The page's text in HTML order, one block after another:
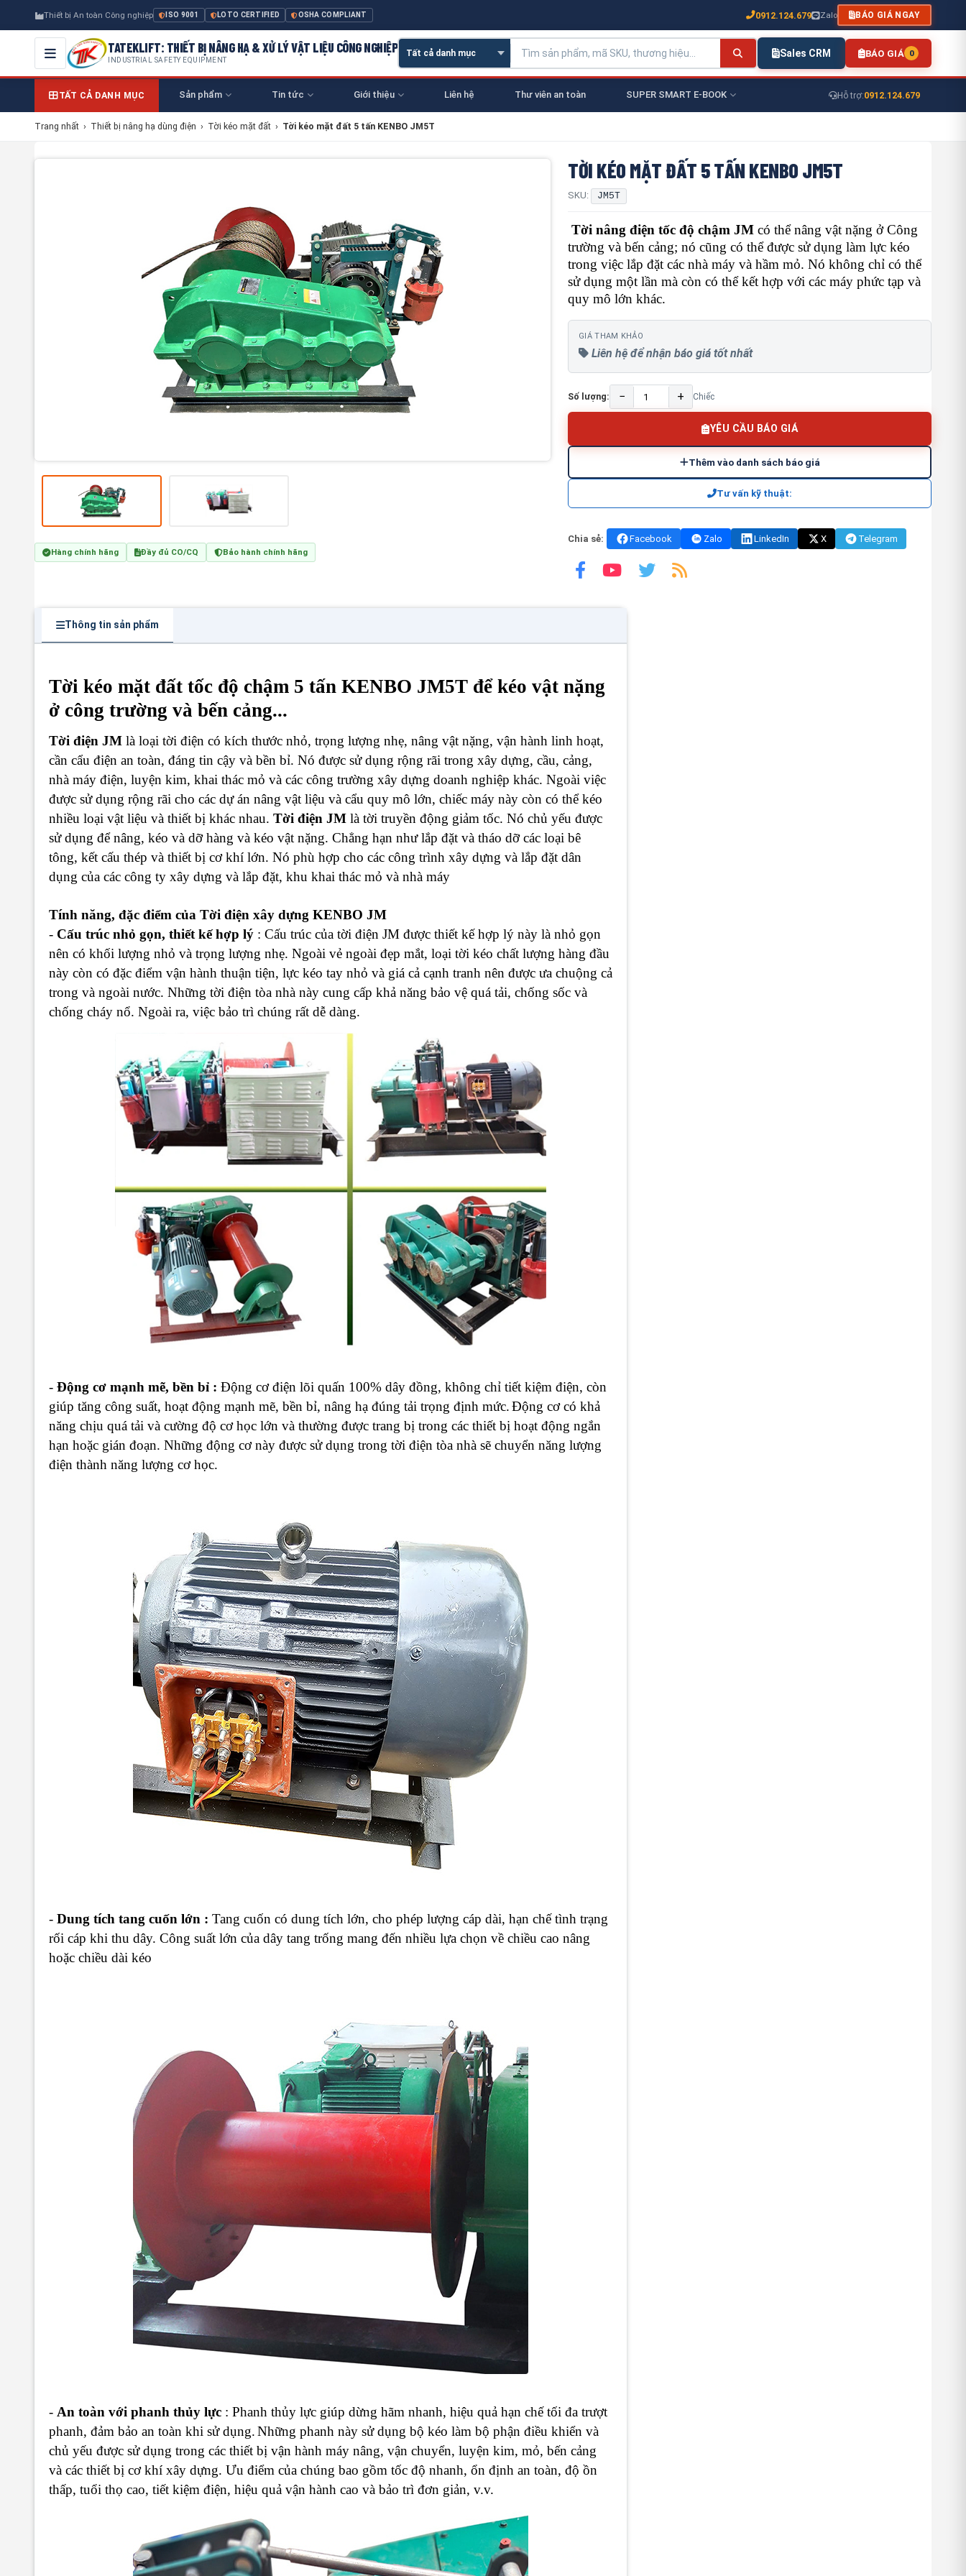
Thiết bị An toàn Công nghiệp ISO 9001 LOTO CERTIFIED OSHA COMPLIANT 0912.124.679 Zalo BÁO GIÁ NGAY
TATEKLIFT: THIẾT BỊ NÂNG HẠ & XỬ LÝ VẬT LIỆU CÔNG NGHIỆP
INDUSTRIAL SAFETY EQUIPMENT
Sales CRM BÁO GIÁ 0
TẤT CẢ DANH MỤC Sản phẩm Tin tức Giới thiệu Liên hệ Thư viên an toàn SUPER SMART E-BOOK Hỗ trợ:0912.124.679
Trang nhất › Thiết bị nâng hạ dùng điện › Tời kéo mặt đất › Tời kéo mặt đất 5 tấn KENBO JM5T
Hàng chính hãng Đầy đủ CO/CQ Bảo hành chính hãng
TỜI KÉO MẶT ĐẤT 5 TẤN KENBO JM5T
SKU: JM5T
Tời nâng điện tốc độ chậm JM có thể nâng vật nặng ở Công
trường và bến cảng; nó cũng có thể được sử dụng làm lực kéo
trong việc lắp đặt các nhà máy và hầm mỏ. Nó không chỉ có thể
sử dụng một lần mà còn có thể kết hợp với các máy phức tạp và
quy mô lớn khác.
GIÁ THAM KHẢO
Liên hệ để nhận báo giá tốt nhất
Số lượng: − + Chiếc
YÊU CẦU BÁO GIÁ
Thêm vào danh sách báo giá
Tư vấn kỹ thuật:
Chia sẻ: Facebook Zalo LinkedIn X Telegram
Thông tin sản phẩm
Tời kéo mặt đất tốc độ chậm 5 tấn KENBO JM5T để kéo vật nặng
ở công trường và bến cảng...
Tời điện JM là loại tời điện có kích thước nhỏ, trọng lượng nhẹ, nâng vật nặng, vận hành linh hoạt,
cần cẩu điện an toàn, đáng tin cậy và bền bỉ. Nó được sử dụng rộng rãi trong xây dựng, cầu, cảng,
nhà máy điện, luyện kim, khai thác mỏ và các công trường xây dựng doanh nghiệp khác. Ngoài việc
được sử dụng rộng rãi cho các dự án nâng vật liệu và cẩu quy mô lớn, chiếc máy này còn có thể kéo
nhiều loại vật liệu và thiết bị khác nhau. Tời điện JM là tời truyền động giảm tốc. Nó chủ yếu được
sử dụng để nâng, kéo và dỡ hàng và kéo vật nặng. Chẳng hạn như lắp đặt và tháo dỡ các loại bê
tông, kết cấu thép và thiết bị cơ khí lớn. Nó phù hợp cho các công trình xây dựng và lắp đặt dân
dụng của các công ty xây dựng và lắp đặt, khu khai thác mỏ và nhà máy
Tính năng, đặc điểm của Tời điện xây dựng KENBO JM
- Cấu trúc nhỏ gọn, thiết kế hợp lý : Cấu trúc của tời điện JM được thiết kế hợp lý này là nhỏ gọn
nên có khối lượng nhỏ và trọng lượng nhẹ. Ngoài vẻ ngoài đẹp mắt, loại tời kéo chất lượng hàng đầu
này còn có đặc điểm vận hành thuận tiện, lực kéo tay nhỏ và giá cả cạnh tranh nên được ưa chuộng cả
trong và ngoài nước. Những tời điện tòa nhà này cung cấp khả năng bảo vệ quá tải, chống sốc và
chống cháy nổ. Ngoài ra, việc bảo trì chúng rất dễ dàng.
- Động cơ mạnh mẽ, bền bỉ : Động cơ điện lõi quấn 100% dây đồng, không chỉ tiết kiệm điện, còn
giúp tăng công suất, hoạt động mạnh mẽ, bền bỉ, nâng hạ đúng tải trọng định mức.Động cơ có khả
năng chịu quá tải và cường độ cơ học lớn và thường được trang bị trong các thiết bị hoạt động ngắn
hạn hoặc gián đoạn. Những động cơ này được sử dụng trong tời điện tòa nhà sẽ chuyển năng lượng
điện thành năng lượng cơ học.
- Dung tích tang cuốn lớn : Tang cuốn có dung tích lớn, cho phép lượng cáp dài, hạn chế tình trạng
rối cáp khi thu dây. Công suất lớn của dây tang trống mang đến nhiều lựa chọn về chiều cao nâng
hoặc chiều dài kéo
- An toàn với phanh thủy lực : Phanh thủy lực giúp dừng hãm nhanh, hiệu quả hạn chế tối đa trượt
phanh, đảm bảo an toàn khi sử dụng.Những phanh này sử dụng bộ kéo làm bộ phận điều khiển và
chủ yếu được sử dụng trong các thiết bị vận hành máy nâng, vận chuyển, luyện kim, mỏ, bến cảng
và các thiết bị cơ khí xây dựng. Ưu điểm của chúng bao gồm tốc độ nhanh, ổn định an toàn, độ ồn
thấp, tuổi thọ cao, tiết kiệm điện, hiệu quả vận hành cao và bảo trì đơn giản, v.v.